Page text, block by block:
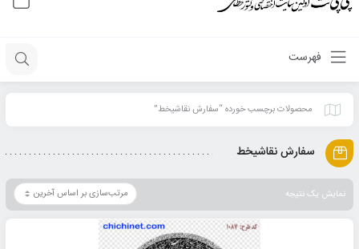
فهرست
محصولات برچسب خورده “سفارش نقاشیخط”
سفارش نقاشیخط
نمایش یک نتیجه